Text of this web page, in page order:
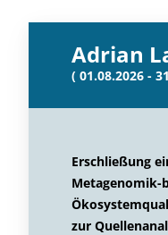
Adrian
( 01.08.2026 -
Erschließung
Metagenomik-
zur